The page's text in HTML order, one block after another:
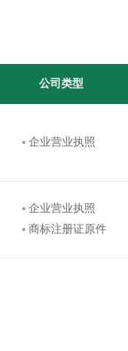
公司类型
企业营业执照
企业营业执照
商标注册证原件